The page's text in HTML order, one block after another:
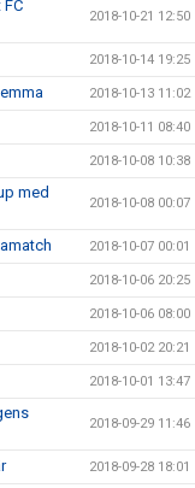
2018-10-21 12:50
2018-10-14 19:25
2018-10-13 11:02
2018-10-11 08:40
2018-10-08 10:38
med
2018-10-08 00:07
2018-10-07 00:01
2018-10-06 20:25
2018-10-06 08:00
2018-10-02 20:21
2018-10-01 13:47
2018-09-29 11:46
2018-09-28 18:01